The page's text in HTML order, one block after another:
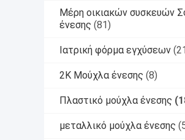
Μέρη οικιακών συσκευών
ένεσης (81)
Ιατρική φόρμα εγχύσεων
2K Μούχλα ένεσης (8)
Πλαστικό μούχλα ένεσης
μεταλλικό μούχλα ένεσης